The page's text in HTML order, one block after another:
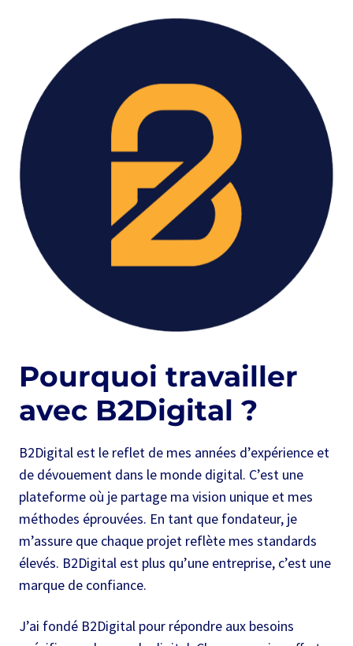
Pourquoi travailler
avec B2Digital ?
B2Digital est le reflet de mes années d’expérience et
de dévouement dans le monde digital. C’est une
plateforme où je partage ma vision unique et mes
méthodes éprouvées. En tant que fondateur, je
m’assure que chaque projet reflète mes standards
élevés. B2Digital est plus qu’une entreprise, c’est une
marque de confiance.
J’ai fondé B2Digital pour répondre aux besoins